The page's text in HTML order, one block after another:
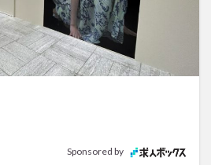
Sponsored by
アウトドア
アサイーボウル
アミュプラザおおいた
アートプラザ
イタリア料理
サイゼリヤ
サウナ